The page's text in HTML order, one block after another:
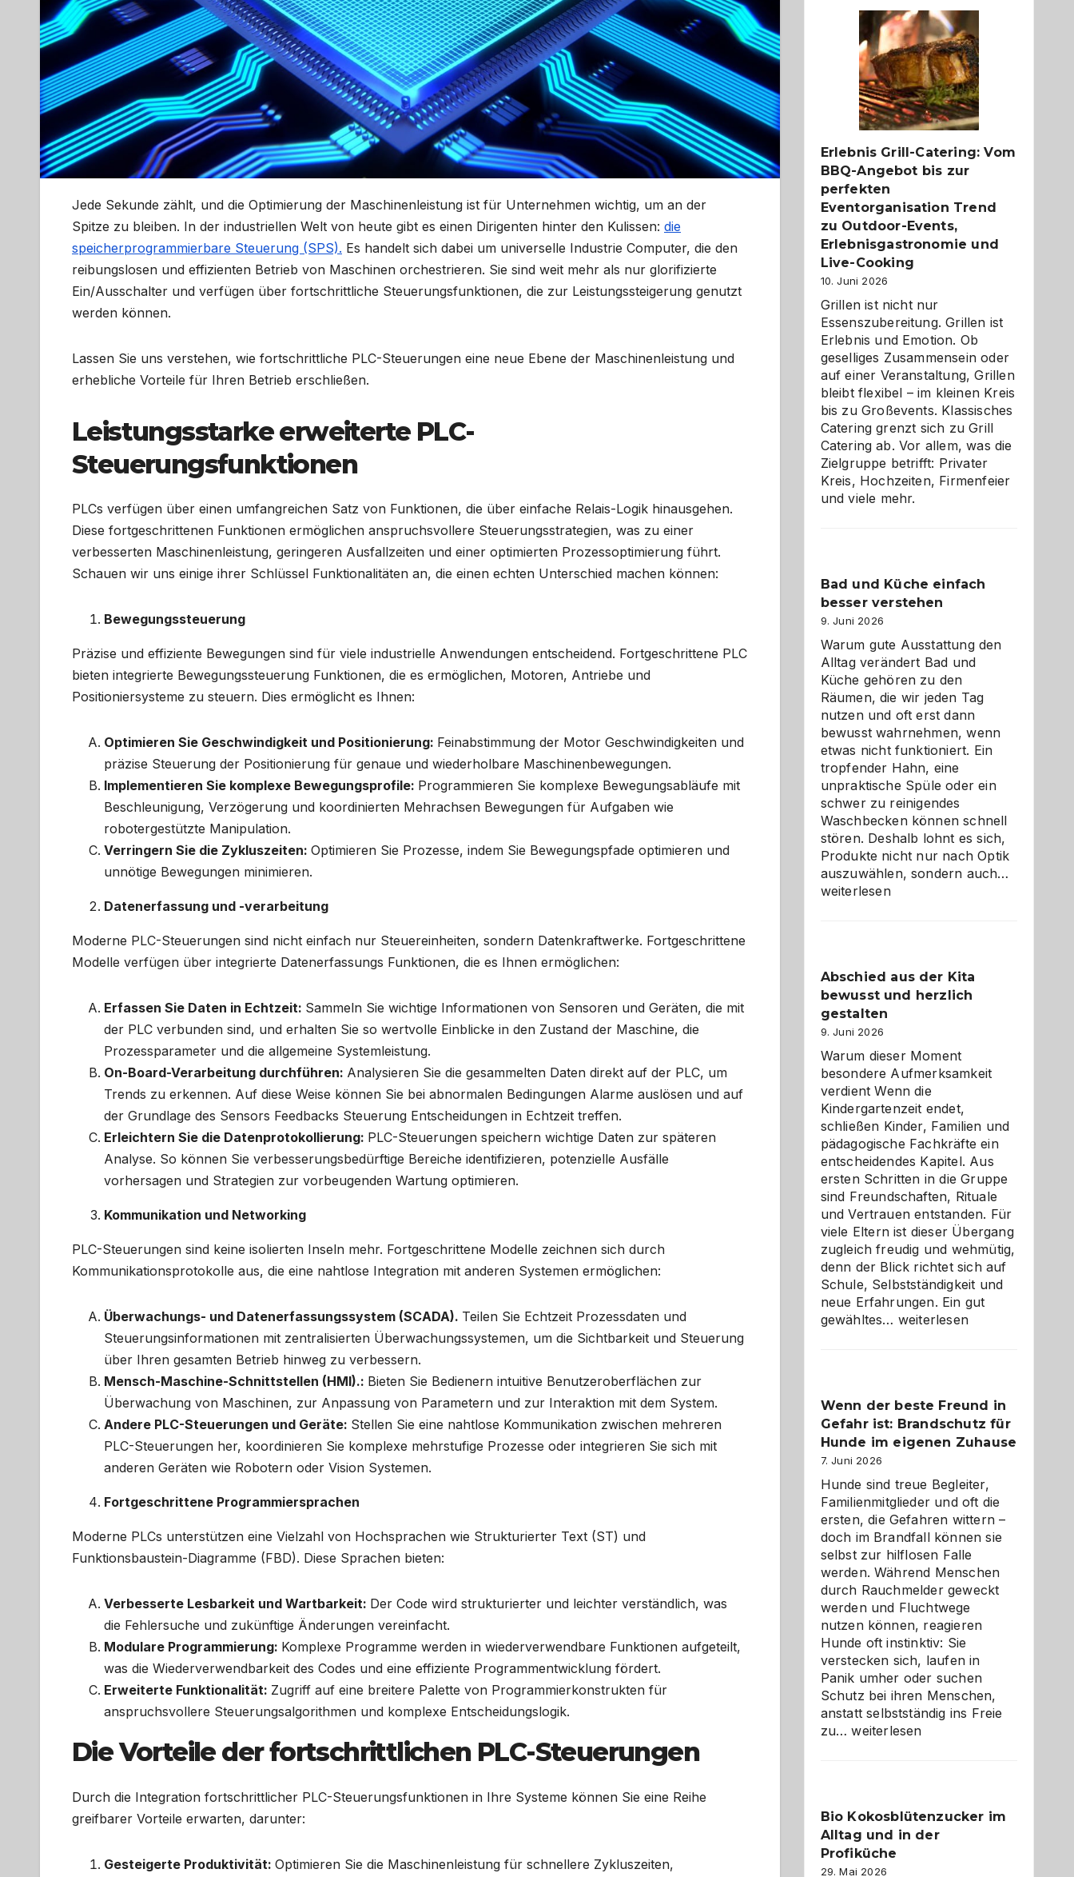
Jede Sekunde zählt, und die Optimierung der Maschinenleistung ist für Unternehmen wichtig, um an der
Spitze zu bleiben. In der industriellen Welt von heute gibt es einen Dirigenten hinter den Kulissen: die
speicherprogrammierbare Steuerung (SPS). Es handelt sich dabei um universelle Industrie Computer, die den
reibungslosen und effizienten Betrieb von Maschinen orchestrieren. Sie sind weit mehr als nur glorifizierte
Ein/Ausschalter und verfügen über fortschrittliche Steuerungsfunktionen, die zur Leistungssteigerung genutzt
werden können.
Lassen Sie uns verstehen, wie fortschrittliche PLC-Steuerungen eine neue Ebene der Maschinenleistung und
erhebliche Vorteile für Ihren Betrieb erschließen.
Leistungsstarke erweiterte PLC-
Steuerungsfunktionen
PLCs verfügen über einen umfangreichen Satz von Funktionen, die über einfache Relais-Logik hinausgehen.
Diese fortgeschrittenen Funktionen ermöglichen anspruchsvollere Steuerungsstrategien, was zu einer
verbesserten Maschinenleistung, geringeren Ausfallzeiten und einer optimierten Prozessoptimierung führt.
Schauen wir uns einige ihrer Schlüssel Funktionalitäten an, die einen echten Unterschied machen können:
Bewegungssteuerung
Präzise und effiziente Bewegungen sind für viele industrielle Anwendungen entscheidend. Fortgeschrittene PLC
bieten integrierte Bewegungssteuerung Funktionen, die es ermöglichen, Motoren, Antriebe und
Positioniersysteme zu steuern. Dies ermöglicht es Ihnen:
Optimieren Sie Geschwindigkeit und Positionierung: Feinabstimmung der Motor Geschwindigkeiten und
präzise Steuerung der Positionierung für genaue und wiederholbare Maschinenbewegungen.
Implementieren Sie komplexe Bewegungsprofile: Programmieren Sie komplexe Bewegungsabläufe mit
Beschleunigung, Verzögerung und koordinierten Mehrachsen Bewegungen für Aufgaben wie
robotergestützte Manipulation.
Verringern Sie die Zykluszeiten: Optimieren Sie Prozesse, indem Sie Bewegungspfade optimieren und
unnötige Bewegungen minimieren.
Datenerfassung und -verarbeitung
Moderne PLC-Steuerungen sind nicht einfach nur Steuereinheiten, sondern Datenkraftwerke. Fortgeschrittene
Modelle verfügen über integrierte Datenerfassungs Funktionen, die es Ihnen ermöglichen:
Erfassen Sie Daten in Echtzeit: Sammeln Sie wichtige Informationen von Sensoren und Geräten, die mit
der PLC verbunden sind, und erhalten Sie so wertvolle Einblicke in den Zustand der Maschine, die
Prozessparameter und die allgemeine Systemleistung.
On-Board-Verarbeitung durchführen: Analysieren Sie die gesammelten Daten direkt auf der PLC, um
Trends zu erkennen. Auf diese Weise können Sie bei abnormalen Bedingungen Alarme auslösen und auf
der Grundlage des Sensors Feedbacks Steuerung Entscheidungen in Echtzeit treffen.
Erleichtern Sie die Datenprotokollierung: PLC-Steuerungen speichern wichtige Daten zur späteren
Analyse. So können Sie verbesserungsbedürftige Bereiche identifizieren, potenzielle Ausfälle
vorhersagen und Strategien zur vorbeugenden Wartung optimieren.
Kommunikation und Networking
PLC-Steuerungen sind keine isolierten Inseln mehr. Fortgeschrittene Modelle zeichnen sich durch
Kommunikationsprotokolle aus, die eine nahtlose Integration mit anderen Systemen ermöglichen:
Überwachungs- und Datenerfassungssystem (SCADA). Teilen Sie Echtzeit Prozessdaten und
Steuerungsinformationen mit zentralisierten Überwachungssystemen, um die Sichtbarkeit und Steuerung
über Ihren gesamten Betrieb hinweg zu verbessern.
Mensch-Maschine-Schnittstellen (HMI).: Bieten Sie Bedienern intuitive Benutzeroberflächen zur
Überwachung von Maschinen, zur Anpassung von Parametern und zur Interaktion mit dem System.
Andere PLC-Steuerungen und Geräte: Stellen Sie eine nahtlose Kommunikation zwischen mehreren
PLC-Steuerungen her, koordinieren Sie komplexe mehrstufige Prozesse oder integrieren Sie sich mit
anderen Geräten wie Robotern oder Vision Systemen.
Fortgeschrittene Programmiersprachen
Moderne PLCs unterstützen eine Vielzahl von Hochsprachen wie Strukturierter Text (ST) und
Funktionsbaustein-Diagramme (FBD). Diese Sprachen bieten:
Verbesserte Lesbarkeit und Wartbarkeit: Der Code wird strukturierter und leichter verständlich, was
die Fehlersuche und zukünftige Änderungen vereinfacht.
Modulare Programmierung: Komplexe Programme werden in wiederverwendbare Funktionen aufgeteilt,
was die Wiederverwendbarkeit des Codes und eine effiziente Programmentwicklung fördert.
Erweiterte Funktionalität: Zugriff auf eine breitere Palette von Programmierkonstrukten für
anspruchsvollere Steuerungsalgorithmen und komplexe Entscheidungslogik.
Die Vorteile der fortschrittlichen PLC-Steuerungen
Durch die Integration fortschrittlicher PLC-Steuerungsfunktionen in Ihre Systeme können Sie eine Reihe
greifbarer Vorteile erwarten, darunter:
Gesteigerte Produktivität: Optimieren Sie die Maschinenleistung für schnellere Zykluszeiten,
die
Gelegenheit,
neue
Reiseziele
zu
entdecken
Erlebnis Grill-Catering: Vom
BBQ-Angebot bis zur
perfekten
Eventorganisation Trend
zu Outdoor-Events,
Erlebnisgastronomie und
Live-Cooking
10. Juni 2026
Grillen ist nicht nur
Essenszubereitung. Grillen ist
Erlebnis und Emotion. Ob
geselliges Zusammensein oder
auf einer Veranstaltung, Grillen
bleibt flexibel – im kleinen Kreis
bis zu Großevents. Klassisches
Catering grenzt sich zu Grill
Catering ab. Vor allem, was die
Zielgruppe betrifft: Privater
Kreis, Hochzeiten, Firmenfeier
und viele mehr.
Bad und Küche einfach
besser verstehen
9. Juni 2026
Warum gute Ausstattung den
Alltag verändert Bad und
Küche gehören zu den
Räumen, die wir jeden Tag
nutzen und oft erst dann
bewusst wahrnehmen, wenn
etwas nicht funktioniert. Ein
tropfender Hahn, eine
unpraktische Spüle oder ein
schwer zu reinigendes
Waschbecken können schnell
stören. Deshalb lohnt es sich,
Produkte nicht nur nach Optik
auszuwählen, sondern auch…
weiterlesen
Abschied aus der Kita
bewusst und herzlich
gestalten
9. Juni 2026
Warum dieser Moment
besondere Aufmerksamkeit
verdient Wenn die
Kindergartenzeit endet,
schließen Kinder, Familien und
pädagogische Fachkräfte ein
entscheidendes Kapitel. Aus
ersten Schritten in die Gruppe
sind Freundschaften, Rituale
und Vertrauen entstanden. Für
viele Eltern ist dieser Übergang
zugleich freudig und wehmütig,
denn der Blick richtet sich auf
Schule, Selbstständigkeit und
neue Erfahrungen. Ein gut
gewähltes… Abschied
und
herzlich
gestalten
weiterlesen
Wenn der beste Freund in
Gefahr ist: Brandschutz für
Hunde im eigenen Zuhause
7. Juni 2026
Hunde sind treue Begleiter,
Familienmitglieder und oft die
ersten, die Gefahren wittern –
doch im Brandfall können sie
selbst zur hilflosen Falle
werden. Während Menschen
durch Rauchmelder geweckt
werden und Fluchtwege
nutzen können, reagieren
Hunde oft instinktiv: Sie
verstecken sich, laufen in
Panik umher oder suchen
Schutz bei ihren Menschen,
anstatt selbstständig ins Freie
zu…Wenn
Gefahr
ist:
Brandschutz
für
weiterlesen
Bio Kokosblütenzucker im
Alltag und in der
Profiküche
29. Mai 2026